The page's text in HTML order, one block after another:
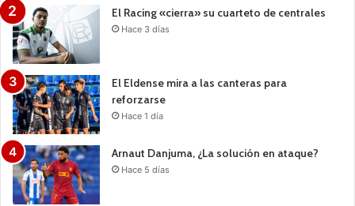
El Racing «cierra» su cuarteto de centrales
Hace 3 días
El Eldense mira a las canteras para
reforzarse
Hace 1 día
Arnaut Danjuma, ¿La solución en ataque?
Hace 5 días